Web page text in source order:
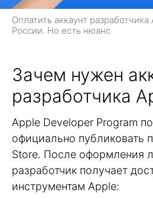
Оплатить аккаунт
России. Но есть нюанс
Зачем нужен
разработчика
Apple Developer Program
официально публиковать
Store. После оформления
разработчик получает
инструментам Apple: